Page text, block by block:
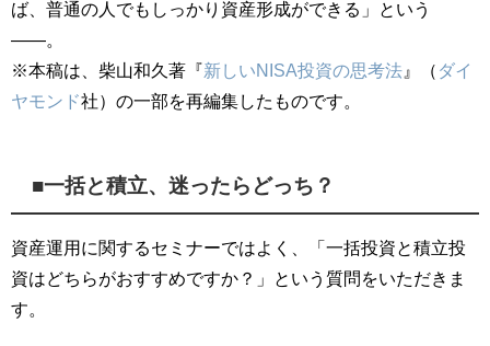
ば、普通の人でもしっかり資産形成ができる」という
――。
※本稿は、柴山和久著『新しいNISA投資の思考法 』（ ダイ
ヤモンド社）の一部を再編集したものです。
■一括と積立、迷ったらどっち？
資産運用に関するセミナーではよく、「一括投資と積立投
資はどちらがおすすめですか？」という質問をいただきま
す。